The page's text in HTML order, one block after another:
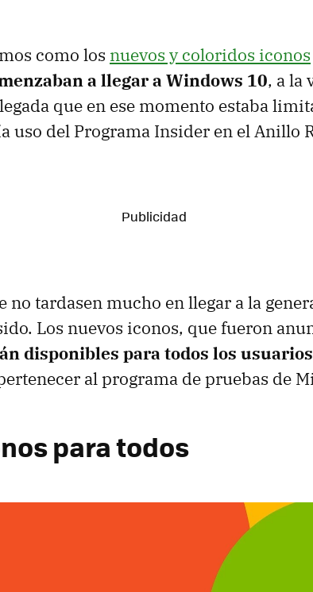
como los nuevos y coloridos iconos
a llegar a Windows 10, a la
que en ese momento estaba
uso del Programa Insider en el Anillo
no tardasen mucho en llegar a la
Los nuevos iconos, que fueron
disponibles para todos los
al programa de pruebas de
para todos